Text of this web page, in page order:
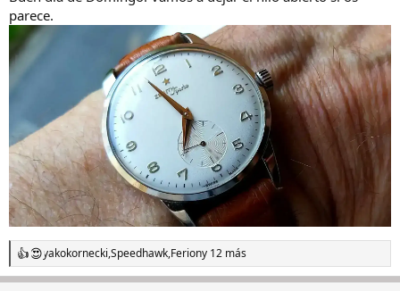
e
l
h
i
c
parece.
R
e
yakokornecki,Speedhawk,Feriony 12 más